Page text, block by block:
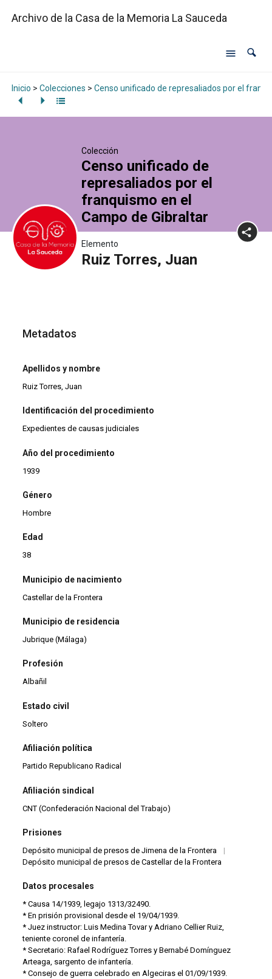
Archivo de la Casa de la Memoria La Sauceda
Inicio > Colecciones > Censo unificado de represaliados por el
Colección
Censo unificado de
represaliados por el
franquismo en el
Campo de Gibraltar
Elemento
Ruiz Torres, Juan
Metadatos
Apellidos y nombre
Ruiz Torres, Juan
Identificación del procedimiento
Expedientes de causas judiciales
Año del procedimiento
1939
Género
Hombre
Edad
38
Municipio de nacimiento
Castellar de la Frontera
Municipio de residencia
Jubrique (Málaga)
Profesión
Albañil
Estado civil
Soltero
Afiliación política
Partido Republicano Radical
Afiliación sindical
CNT (Confederación Nacional del Trabajo)
Prisiones
Depósito municipal de presos de Jimena de la Frontera
|
Depósito municipal de presos de Castellar de la Frontera
Datos procesales
* Causa 14/1939, legajo 1313/32490.
* En prisión provisional desde el 19/04/1939.
* Juez instructor: Luis Medina Tovar y Adriano Cellier Ruiz,
teniente coronel de infantería.
* Secretario: Rafael Rodríguez Torres y Bernabé Domínguez
Arteaga, sargento de infantería.
* Consejo de guerra celebrado en Algeciras el 01/09/1939.